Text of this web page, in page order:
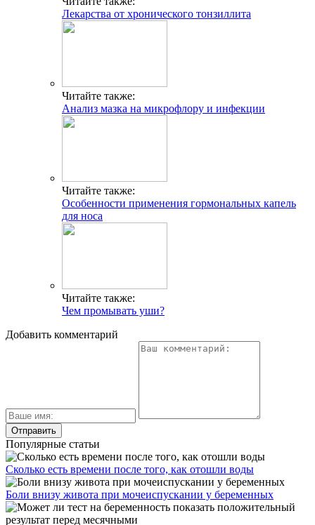
Лекарства от хронического тонзиллита
Читайте также:
Анализ мазка на микрофлору и инфекции
Читайте также:
Особенности применения гормональных капель
для носа
Читайте также:
Чем промывать уши?
Добавить комментарий
Популярные статьи
Сколько есть времени после того, как отошли воды
Боли внизу живота при мочеиспускании у беременных